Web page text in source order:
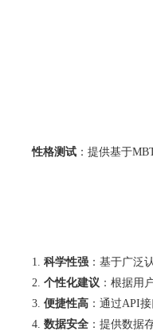
性格测试 ：提供基于
科学性强 ：基于广泛
个性化建议 ：根据用
便捷性高 ：通过API
数据安全 ：提供数据